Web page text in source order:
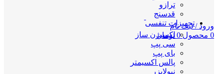
ورود / ثبت نام
0 محصول 0 تومان
ترازو
قدسنج
تجهیزات تنفسی
اکسیژن ساز
سی پپ
بای پپ
پالس اکسیمتر
نبولایزر